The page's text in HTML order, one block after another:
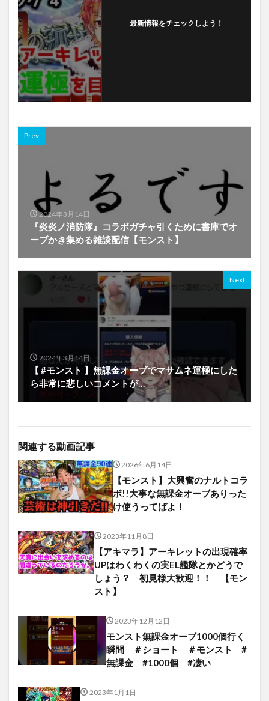
最新情報をチェックしよう！
Prev
2024年3月14日
『炎炎ノ消防隊』コラボガチャ引くために書庫でオ
ーブかき集める雑談配信【モンスト】
Next
2024年3月14日
【 #モンスト 】無課金オーブでマサムネ運極にした
ら非常に悲しいコメントが…
関連する動画記事
2026年6月14日
【モンスト】大興奮のナルトコラ
ボ!!大事な無課金オーブありった
け使うってばよ！
2023年11月8日
【アキマラ】アーキレットの出現確率
UPはわくわくの実EL艦隊とかどうで
しょう？ 初見様大歓迎！！ 【モン
スト】
2023年12月12日
モンスト無課金オーブ1000個行く
瞬間 ＃ショート ＃モンスト #
無課金 #1000個 #凄い
2023年1月1日